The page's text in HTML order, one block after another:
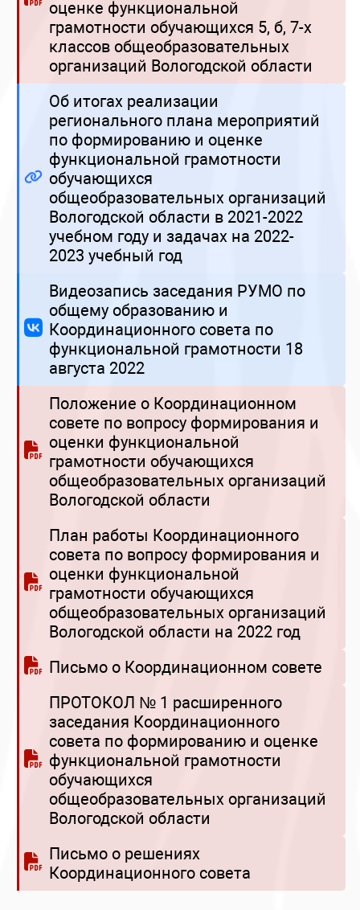
оценке функциональной
грамотности обучающихся 5, б, 7-х
классов общеобразовательных
организаций Вологодской области
Об итогах реализации
регионального плана мероприятий
по формированию и оценке
функциональной грамотности
обучающихся
общеобразовательных организаций
Вологодской области в 2021-2022
учебном году и задачах на 2022-
2023 учебный год
Видеозапись заседания РУМО по
общему образованию и
Координационного совета по
функциональной грамотности 18
августа 2022
Положение о Координационном
совете по вопросу формирования и
оценки функциональной
грамотности обучающихся
общеобразовательных организаций
Вологодской области
План работы Координационного
совета по вопросу формирования и
оценки функциональной
грамотности обучающихся
общеобразовательных организаций
Вологодской области на 2022 год
Письмо о Координационном совете
ПРОТОКОЛ № 1 расширенного
заседания Координационного
совета по формированию и оценке
функциональной грамотности
обучающихся
общеобразовательных организаций
Вологодской области
Письмо о решениях
Координационного совета